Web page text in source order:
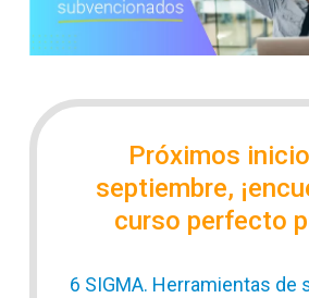
Próximos
septiembre,
curso perfecto
6 SIGMA. Herramientas de